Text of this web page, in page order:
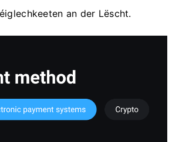
an der Lëscht.